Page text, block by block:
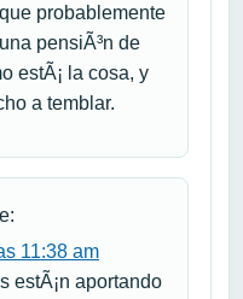
probablemente
pensiÃ³n de
estÃ¡ la cosa, y
a temblar.
11:38 am
estÃ¡n aportando